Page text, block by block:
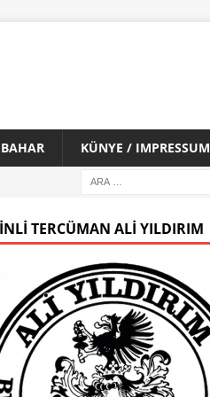
KÜNYE / IMPRESSUM
TERCÜMAN ALI YILDIRIM